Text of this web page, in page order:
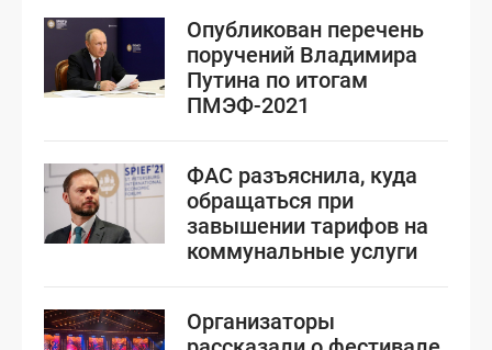
Опубликован перечень
поручений Владимира
Путина по итогам
ПМЭФ-2021
ФАС разъяснила, куда
обращаться при
завышении тарифов на
коммунальные услуги
Организаторы